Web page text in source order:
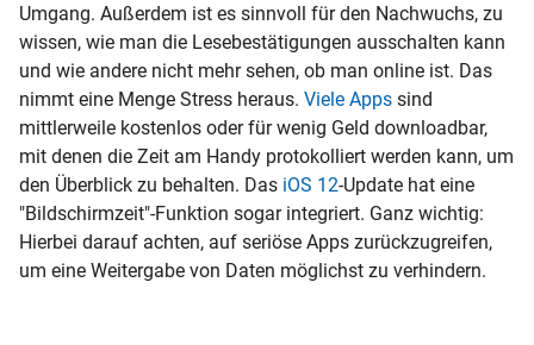
Umgang. Außerdem ist es sinnvoll für den Nachwuchs, zu
wissen, wie man die Lesebestätigungen ausschalten kann
und wie andere nicht mehr sehen, ob man online ist. Das
nimmt eine Menge Stress heraus. Viele Apps sind
mittlerweile kostenlos oder für wenig Geld downloadbar,
mit denen die Zeit am Handy protokolliert werden kann, um
den Überblick zu behalten. Das iOS 12-Update hat eine
"Bildschirmzeit"-Funktion sogar integriert. Ganz wichtig:
Hierbei darauf achten, auf seriöse Apps zurückzugreifen,
um eine Weitergabe von Daten möglichst zu verhindern.